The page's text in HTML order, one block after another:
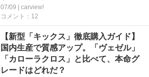
07/09 | carview!
コメント：12
【新型「キックス」徹底購入ガイド】
国内生産で質感アップ。「ヴェゼル」
「カローラクロス」と比べて、本命グ
レードはどれだ？